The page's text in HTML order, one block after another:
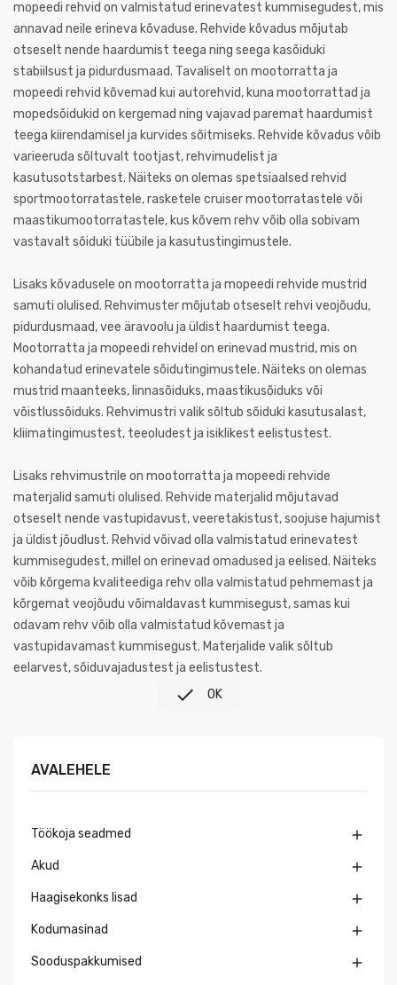
mopeedi rehvid on valmistatud erinevatest kummisegudest, mis
annavad neile erineva kõvaduse. Rehvide kõvadus mõjutab
otseselt nende haardumist teega ning seega kasõiduki
stabiilsust ja pidurdusmaad. Tavaliselt on mootorratta ja
mopeedi rehvid kõvemad kui autorehvid, kuna mootorrattad ja
mopedsõidukid on kergemad ning vajavad paremat haardumist
teega kiirendamisel ja kurvides sõitmiseks. Rehvide kõvadus võib
varieeruda sõltuvalt tootjast, rehvimudelist ja
kasutusotstarbest. Näiteks on olemas spetsiaalsed rehvid
sportmootorratastele, rasketele cruiser mootorratastele või
maastikumootorratastele, kus kõvem rehv võib olla sobivam
vastavalt sõiduki tüübile ja kasutustingimustele.
Lisaks kõvadusele on mootorratta ja mopeedi rehvide mustrid
samuti olulised. Rehvimuster mõjutab otseselt rehvi veojõudu,
pidurdusmaad, vee äravoolu ja üldist haardumist teega.
Mootorratta ja mopeedi rehvidel on erinevad mustrid, mis on
kohandatud erinevatele sõidutingimustele. Näiteks on olemas
mustrid maanteeks, linnasõiduks, maastikusõiduks või
võistlussõiduks. Rehvimustri valik sõltub sõiduki kasutusalast,
kliimatingimustest, teeoludest ja isiklikest eelistustest.
Lisaks rehvimustrile on mootorratta ja mopeedi rehvide
materjalid samuti olulised. Rehvide materjalid mõjutavad
otseselt nende vastupidavust, veeretakistust, soojuse hajumist
ja üldist jõudlust. Rehvid võivad olla valmistatud erinevatest
kummisegudest, millel on erinevad omadused ja eelised. Näiteks
võib kõrgema kvaliteediga rehv olla valmistatud pehmemast ja
kõrgemat veojõudu võimaldavast kummisegust, samas kui
odavam rehv võib olla valmistatud kõvemast ja
vastupidavamast kummisegust. Materjalide valik sõltub
eelarvest, sõiduvajadustest ja eelistustest.
 OK
AVALEHELE
Töökoja seadmed 
Akud 
Haagisekonks lisad 
Kodumasinad 
Sooduspakkumised 